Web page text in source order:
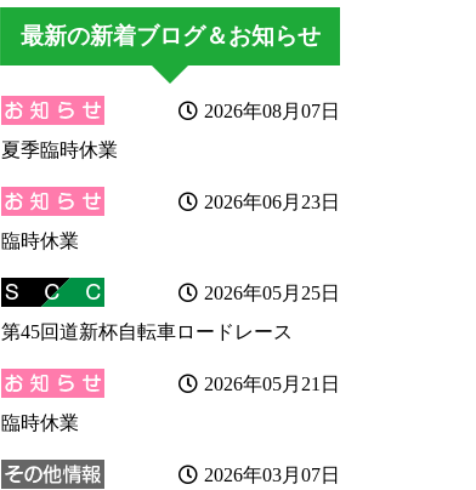
最新の新着ブログ＆お知らせ
2026年08月07日
夏季臨時休業
2026年06月23日
臨時休業
2026年05月25日
第45回道新杯自転車ロードレース
2026年05月21日
臨時休業
2026年03月07日